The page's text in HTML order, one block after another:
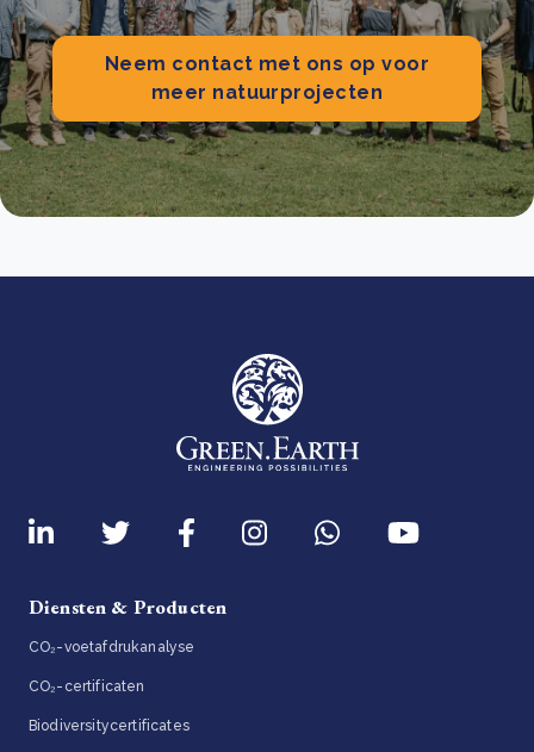
Neem contact met ons op voor
meer natuurprojecten
Diensten & Producten
CO₂-voetafdrukanalyse
CO₂-certificaten
Biodiversitycertificates